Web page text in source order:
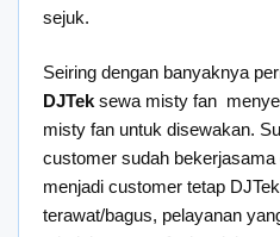
sejuk.
Seiring dengan banyaknya
DJTek sewa misty fan
misty fan untuk disewakan.
customer sudah
menjadi customer tetap
terawat/bagus, pelayanan